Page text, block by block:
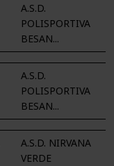
A.S.D.
POLISPORTIVA
BESAN...
A.S.D.
POLISPORTIVA
BESAN...
A.S.D. NIRVANA
VERDE